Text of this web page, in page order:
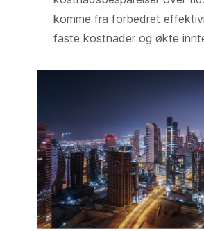
komme fra forbedret
faste kostnader og økte